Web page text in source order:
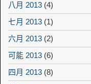
八月 2013 (4)
七月 2013 (1)
六月 2013 (2)
可能 2013 (6)
四月 2013 (8)